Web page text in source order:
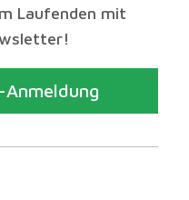
Laufenden mit